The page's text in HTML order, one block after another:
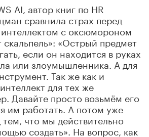
AI, автор книг по HR
сравнила страх перед
с оксюмороном
скальпель»: «Острый предмет
если он находится в руках
или злоумышленника. А для
Так же как и
для тех же
Давайте просто возьмём его
им работать. А потом уже
что мы действительно
создать». На вопрос, как